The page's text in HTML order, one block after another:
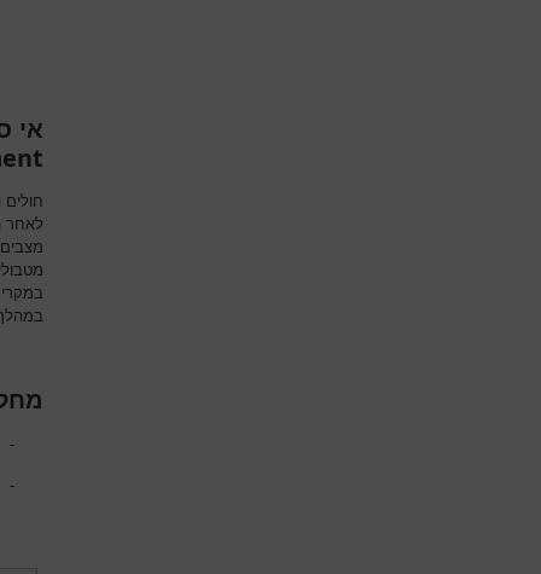
אי
חולים
לאחר
-
-